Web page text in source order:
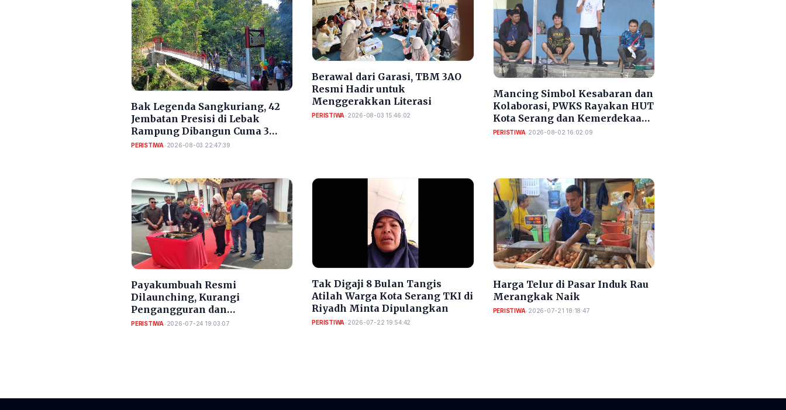
Bak Legenda Sangkuriang, 42
Jembatan Presisi di Lebak
Rampung Dibangun Cuma 3
Bulan
PERISTIWA•2026-08-03 22:47:39
Berawal dari Garasi, TBM 3AO
Resmi Hadir untuk
Menggerakkan Literasi
PERISTIWA•2026-08-03 15:46:02
Mancing Simbol Kesabaran dan
Kolaborasi, PWKS Rayakan HUT
Kota Serang dan Kemerdekaan
RI
PERISTIWA•2026-08-02 16:02:09
Payakumbuah Resmi
Dilaunching, Kurangi
Pengangguran dan
Meningkatkan PAD Kota
PERISTIWA•2026-07-24 19:03:07
​Tak Digaji 8 Bulan Tangis
Atilah Warga Kota Serang TKI di
Riyadh Minta Dipulangkan
PERISTIWA•2026-07-22 19:54:42
Harga Telur di Pasar Induk Rau
Merangkak Naik
PERISTIWA•2026-07-21 18:18:47